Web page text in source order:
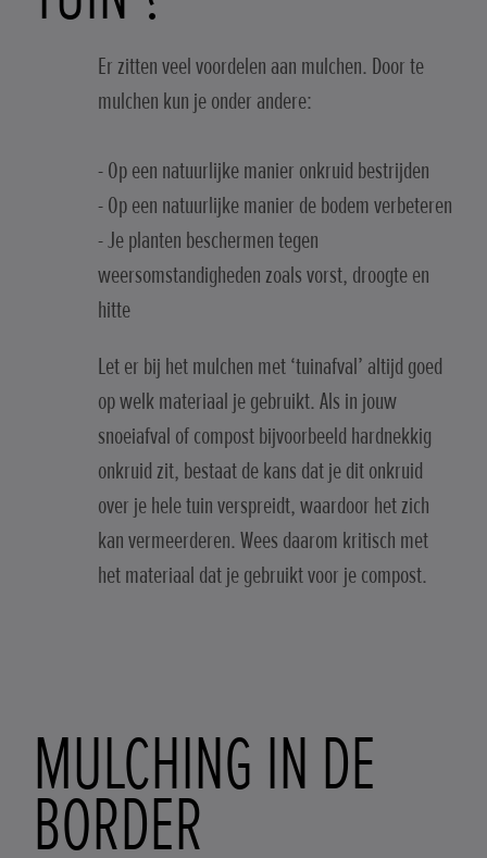
Er zitten veel voordelen aan mulchen. Door te
mulchen kun je onder andere:
- Op een natuurlijke manier onkruid bestrijden
- Op een natuurlijke manier de bodem verbeteren
- Je planten beschermen tegen
weersomstandigheden zoals vorst, droogte en
hitte
Let er bij het mulchen met ‘tuinafval’ altijd goed
op welk materiaal je gebruikt. Als in jouw
snoeiafval of compost bijvoorbeeld hardnekkig
onkruid zit, bestaat de kans dat je dit onkruid
over je hele tuin verspreidt, waardoor het zich
kan vermeerderen. Wees daarom kritisch met
het materiaal dat je gebruikt voor je compost.
MULCHING IN DE
BORDER